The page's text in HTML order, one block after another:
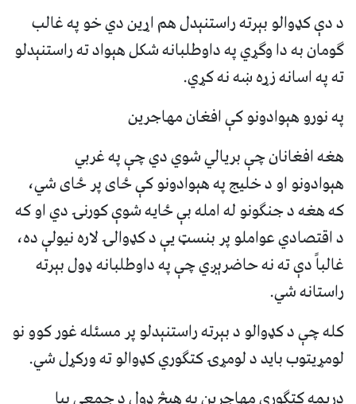
د دې کډوالو بېرته راستنېدل هم اړین دي خو په غالب
ګومان به دا وګړي په داوطلبانه شکل هېواد ته راستنېدلو
ته په اسانه زړه ښه نه کړي.
په نورو هېوادونو کې افغان مهاجرین
هغه افغانان چې بریالي شوي دي چې په غربي
هېوادونو او د خلیج په هېوادونو کې ځای پر ځای شي،
که هغه د جنګونو له امله بې ځایه شوې کورنۍ دي او که
د اقتصادي عواملو پر بنسټ یې د کډوالۍ لاره نیولې ده،
غالباً دې ته نه حاضرېږي چې په داوطلبانه ډول بېرته
راستانه شي.
کله چې د کډوالو د بېرته راستنېدلو پر مسئله غور کوو نو
لومړیتوب باید د لومړۍ کتګوري کډوالو ته ورکړل شي.